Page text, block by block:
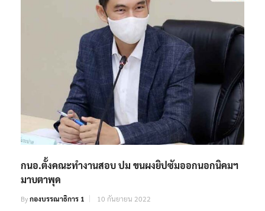
กนอ.ตั้งคณะทำงานสอบ ปม ขนผงยิปซัมออกนอกนิคมฯ
มาบตาพุด
Byกองบรรณาธิการ 1 10 กันยายน 2022